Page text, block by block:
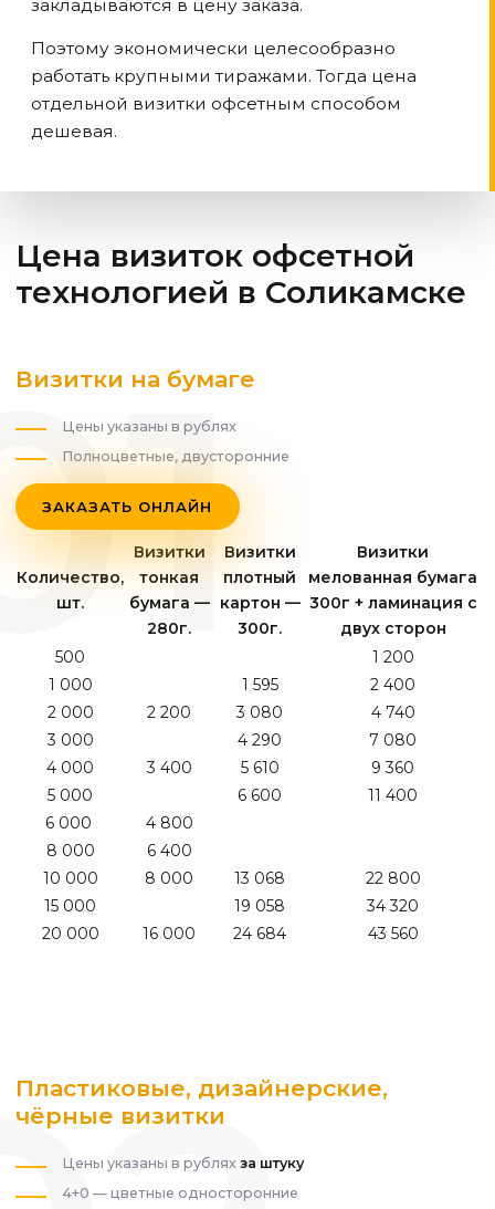
закладываются в цену заказа.
Поэтому экономически целесообразно
работать крупными тиражами. Тогда цена
отдельной визитки офсетным способом
дешевая.
Цена визиток офсетной
технологией в Соликамске
Визитки на бумаге
Цены указаны в рублях
Полноцветные, двусторонние
ЗАКАЗАТЬ ОНЛАЙН
Количество,
шт.
Визитки
тонкая
бумага —
280г.
Визитки
плотный
картон —
300г.
Визитки
мелованная бумага
300г + ламинация с
двух сторон
500
1 200
1 000
1 595
2 400
2 000
2 200 3 080
4 740
3 000
4 290
7 080
4 000
3 400 5 610
9 360
5 000
6 600
11 400
6 000
4 800
8 000
6 400
10 000
8 000 13 068
22 800
15 000
19 058
34 320
20 000
16 000 24 684 43 560
Пластиковые, дизайнерские,
чёрные визитки
Цены указаны в рублях за штуку
4+0 — цветные односторонние